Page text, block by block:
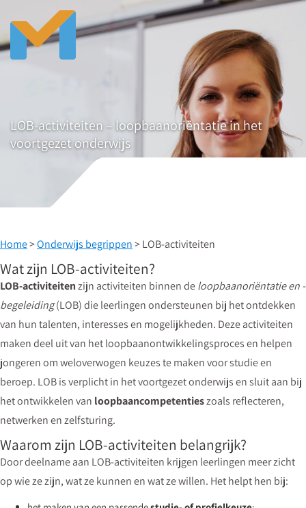
LOB-activiteiten – loopbaanoriëntatie in het
voortgezet onderwijs
Home>Onderwijs begrippen> LOB-activiteiten
Wat zijn LOB-activiteiten?
LOB-activiteitenzijn activiteiten binnen deloopbaanoriëntatie en -
begeleiding(LOB) die leerlingen ondersteunen bij het ontdekken
van hun talenten, interesses en mogelijkheden. Deze activiteiten
maken deel uit van het loopbaanontwikkelingsproces en helpen
jongeren om weloverwogen keuzes te maken voor studie en
beroep. LOB is verplicht in het voortgezet onderwijs en sluit aan bij
het ontwikkelen van loopbaancompetentieszoals reflecteren,
netwerken en zelfsturing.
Waarom zijn LOB-activiteiten belangrijk?
Door deelname aan LOB-activiteiten krijgen leerlingen meer zicht
op wie ze zijn, wat ze kunnen en wat ze willen. Het helpt hen bij: